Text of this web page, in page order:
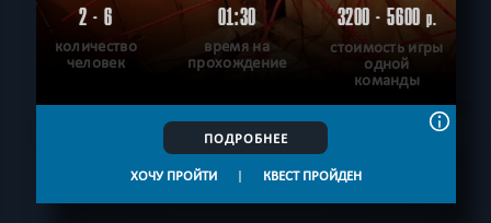
2 - 6
количество
человек
01:30
время на
прохождение
3200 - 5600р.
стоимость игры
одной
команды
ПОДРОБНЕЕ
ХОЧУ ПРОЙТИ | КВЕСТ ПРОЙДЕН